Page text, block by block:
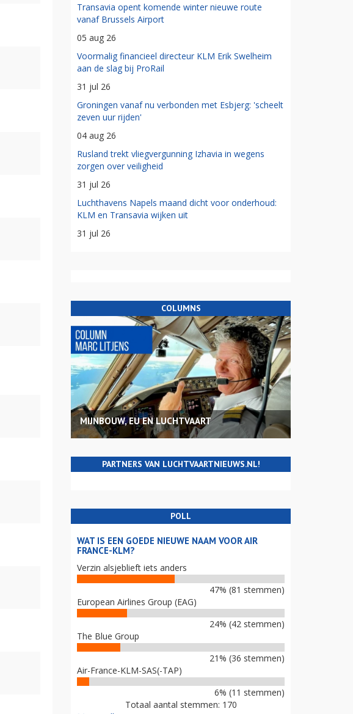
Transavia opent komende winter nieuwe route
vanaf Brussels Airport
05 aug 26
Voormalig financieel directeur KLM Erik Swelheim
aan de slag bij ProRail
31 jul 26
Groningen vanaf nu verbonden met Esbjerg: 'scheelt
zeven uur rijden'
04 aug 26
Rusland trekt vliegvergunning Izhavia in wegens
zorgen over veiligheid
31 jul 26
Luchthavens Napels maand dicht voor onderhoud:
KLM en Transavia wijken uit
31 jul 26
COLUMNS
MIJNBOUW, EU EN LUCHTVAART
PARTNERS VAN LUCHTVAARTNIEUWS.NL!
POLL
WAT IS EEN GOEDE NIEUWE NAAM VOOR AIR
FRANCE-KLM?
Verzin alsjeblieft iets anders
47% (81 stemmen)
European Airlines Group (EAG)
24% (42 stemmen)
The Blue Group
21% (36 stemmen)
Air-France-KLM-SAS(-TAP)
6% (11 stemmen)
Totaal aantal stemmen: 170